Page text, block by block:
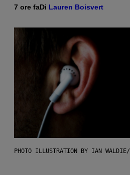
7 ore faDi Lauren Boisvert
PHOTO ILLUSTRATION BY IAN WALDIE/